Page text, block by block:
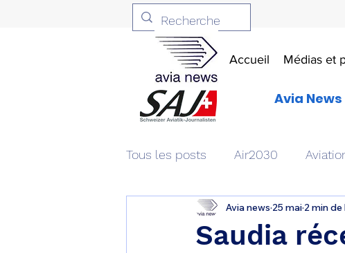
Accueil Médias et
Avia
Tous les posts Air2030
Aviation & Défense Livres
Saudia
Avia news 25 mai 2 min